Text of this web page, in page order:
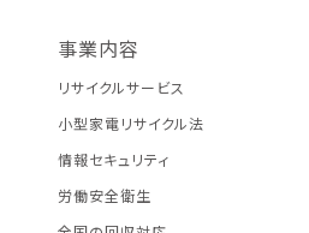
事業内容
リサイクルサービス
小型家電リサイクル法
情報セキュリティ
労働安全衛生